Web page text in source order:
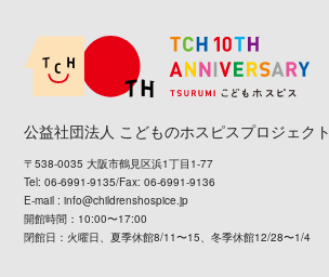
公益社団法人 こどものホスピスプロジェクト
〒538-0035 大阪市鶴見区浜1丁目1-77
Tel: 06-6991-9135/Fax: 06-6991-9136
E-mail :info@childrenshospice.jp
開館時間：10:00〜17:00
閉館日：火曜日、夏季休館8/11〜15、冬季休館12/28〜1/4